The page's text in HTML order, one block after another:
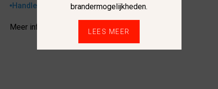
Handleiding
Meer informatie
brandermogelijkheden.
LEES MEER